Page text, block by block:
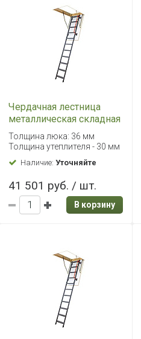
Чердачная лестница
металлическая складная
Fakro LMK 60х120/280
Толщина люка: 36 мм
Толщина утеплителя - 30 мм
Наличие:Уточняйте
41 501 руб. / шт.
В корзину